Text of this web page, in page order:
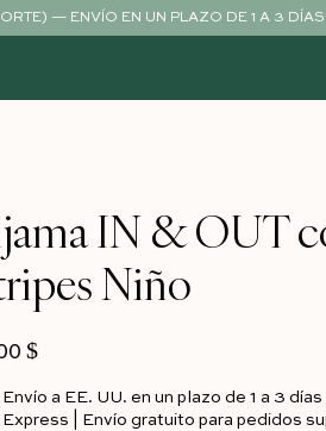
— ENVÍO EN UN PLAZO DE 1 A 3 DÍAS
IN & OUT
Niño
habitual
$
Envío a EE. UU. en un plazo de 1 a 3
Express | Envío gratuito para pedidos